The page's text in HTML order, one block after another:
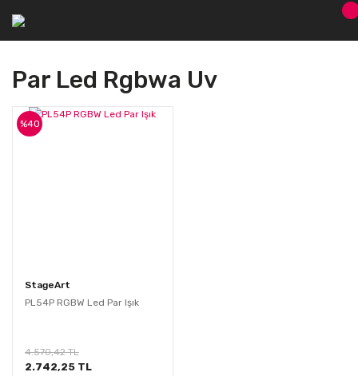
Par Led Rgbwa Uv
StageArt
PL54P RGBW Led Par Işık
%40
4.570,42 TL
2.742,25 TL